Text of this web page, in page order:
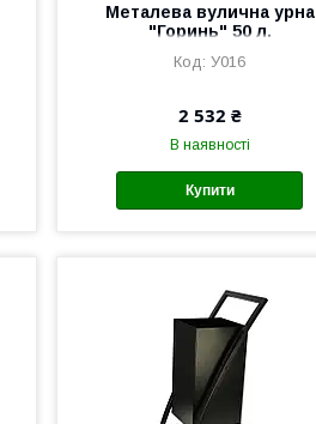
Металева вулична урна
"Горинь" 50 л.
У016
2 532 ₴
В наявності
Купити